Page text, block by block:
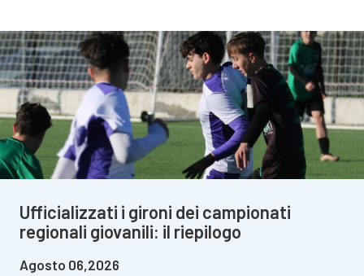
Ufficializzati i gironi dei campionati
regionali giovanili: il riepilogo
Agosto 06,2026